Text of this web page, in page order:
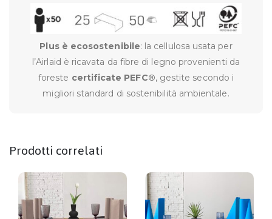
Plus è ecosostenibile: la cellulosa usata per
l’Airlaid è ricavata da fibre di legno provenienti da
foreste certificate PEFC®, gestite secondo i
migliori standard di sostenibilità ambientale.
Prodotti correlati